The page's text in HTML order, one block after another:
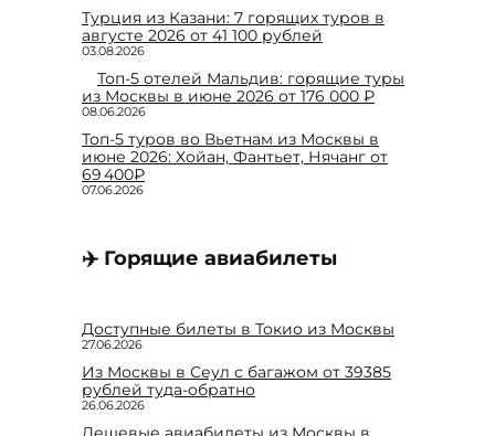
Турция из Казани: 7 горящих туров в
августе 2026 от 41 100 рублей
03.08.2026
Топ-5 отелей Мальдив: горящие туры
из Москвы в июне 2026 от 176 000 ₽
08.06.2026
Топ-5 туров во Вьетнам из Москвы в
июне 2026: Хойан, Фантьет, Нячанг от
69 400₽
07.06.2026
✈️ Горящие авиабилеты
Доступные билеты в Токио из Москвы
27.06.2026
Из Москвы в Сеул с багажом от 39385
рублей туда-обратно
26.06.2026